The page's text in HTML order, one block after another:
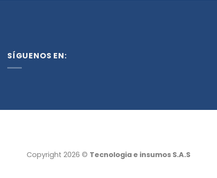
SÍGUENOS EN:
Copyright 2026 © Tecnologia e insumos S.A.S